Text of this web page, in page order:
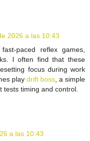
2026 a las 10:43
paced reflex games,
I often find that these
focus during work
play drift boss , a simple
timing and control.
a las 10:43